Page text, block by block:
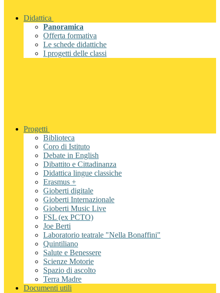
Didattica
Panoramica
Offerta formativa
Le schede didattiche
I progetti delle classi
Progetti
Biblioteca
Coro di Istituto
Debate in English
Dibattito e Cittadinanza
Didattica lingue classiche
Erasmus +
Gioberti digitale
Gioberti Internazionale
Gioberti Music Live
FSL (ex PCTO)
Joe Berti
Laboratorio teatrale "Nella Bonaffini"
Quintiliano
Salute e Benessere
Scienze Motorie
Spazio di ascolto
Terra Madre
Documenti utili